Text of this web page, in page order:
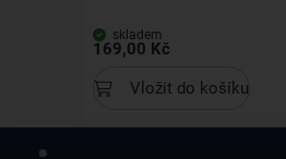
skladem
169,00 Kč
Vložit do košíku
Získejte rady, recepty a tipy